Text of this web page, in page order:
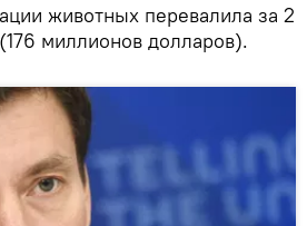
животных перевалила за 2
миллионов долларов).